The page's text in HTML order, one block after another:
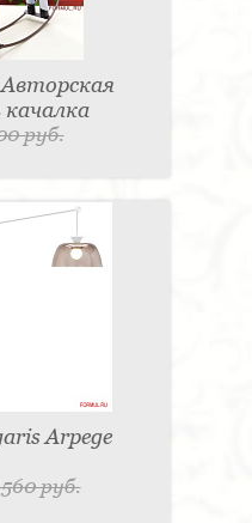
руб.
Arpege
руб.